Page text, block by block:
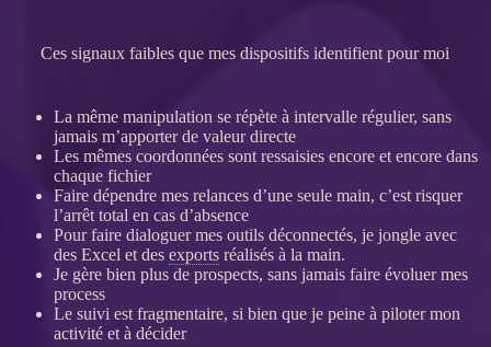
Ces signaux faibles que mes dispositifs identifient pour moi
La même manipulation se répète à intervalle régulier, sans
jamais m’apporter de valeur directe
Les mêmes coordonnées sont ressaisies encore et encore dans
chaque fichier
Faire dépendre mes relancesd’une seule main, c’est risquer
l’arrêt total en cas d’absence
Pour faire dialoguer mes outils déconnectés, je jongle avec
des Excel et des exportsréalisés à la main.
Je gère bien plus de prospects, sans jamais faire évoluer mes
process
Le suivi est fragmentaire, si bien que je peine à pilotermon
activité et à décider